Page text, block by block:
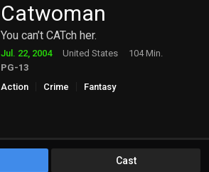
Catwoman
You can’t CATch her.
Jul. 22, 2004 United States
104 Min.
PG-13
Action
Crime Fantasy
Cast